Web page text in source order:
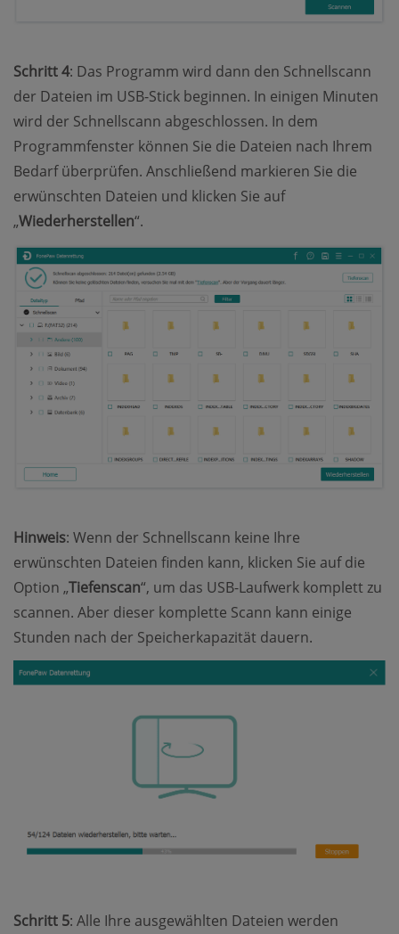
Schritt 4: Das Programm wird dann den Schnellscann
der Dateien im USB-Stick beginnen. In einigen Minuten
wird der Schnellscann abgeschlossen. In dem
Programmfenster können Sie die Dateien nach Ihrem
Bedarf überprüfen. Anschließend markieren Sie die
erwünschten Dateien und klicken Sie auf
„Wiederherstellen“.
Hinweis: Wenn der Schnellscann keine Ihre
erwünschten Dateien finden kann, klicken Sie auf die
Option „Tiefenscan“, um das USB-Laufwerk komplett zu
scannen. Aber dieser komplette Scann kann einige
Stunden nach der Speicherkapazität dauern.
Schritt 5: Alle Ihre ausgewählten Dateien werden